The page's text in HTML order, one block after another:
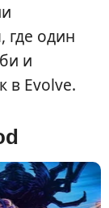
где один
и
в Evolve.